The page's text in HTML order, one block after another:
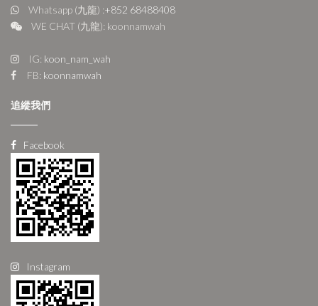
Whatsapp (九龍) :+852 68488408
WE CHAT (九龍): koonnamwah
IG: koon_nam_wah
FB: koonnamwah
追縱我們
Facebook
Instagram